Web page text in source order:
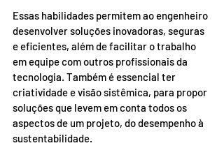
Essas habilidades permitem ao engenheiro
desenvolver soluções inovadoras, seguras
e eficientes, além de facilitar o trabalho
em equipe com outros profissionais da
tecnologia. Também é essencial ter
criatividade e visão sistêmica, para propor
soluções que levem em conta todos os
aspectos de um projeto, do desempenho à
sustentabilidade.